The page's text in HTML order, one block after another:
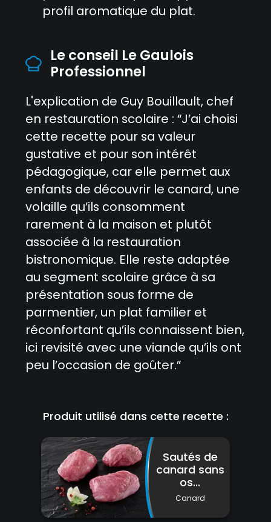
profil aromatique du plat.
Le conseil Le Gaulois
Professionnel
L'explication de Guy Bouillault, chef
en restauration scolaire : “J’ai choisi
cette recette pour sa valeur
gustative et pour son intérêt
pédagogique, car elle permet aux
enfants de découvrir le canard, une
volaille qu’ils consomment
rarement à la maison et plutôt
associée à la restauration
bistronomique. Elle reste adaptée
au segment scolaire grâce à sa
présentation sous forme de
parmentier, un plat familier et
réconfortant qu’ils connaissent bien,
ici revisité avec une viande qu’ils ont
peu l’occasion de goûter.”
Produit utilisé dans cette recette :
Sautés de
canard sans
os...
Canard